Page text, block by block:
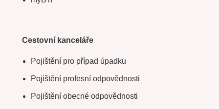
Cestovní kanceláře
Pojištění pro případ úpadku
Pojištění profesní odpovědnosti
Pojištění obecné odpovědnosti